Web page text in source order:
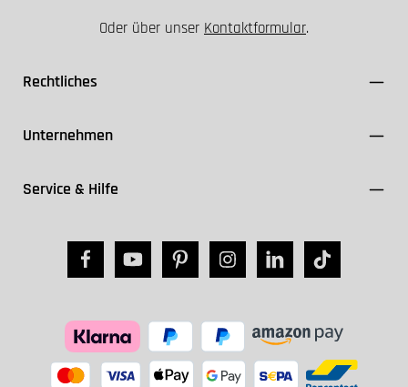
Oder über unser Kontaktformular.
Rechtliches
Unternehmen
Service & Hilfe